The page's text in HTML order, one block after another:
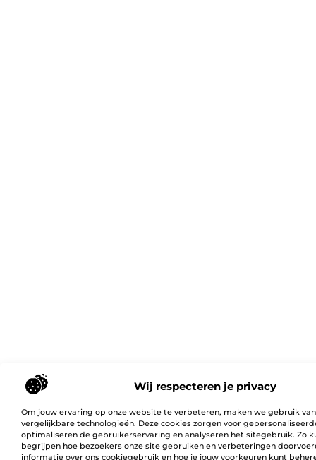
Wij respecteren je privacy
Om jouw ervaring op onze website te verbeteren, maken we gebruik
vergelijkbare technologieën. Deze cookies zorgen voor
optimaliseren de gebruikerservaring en analyseren het sitegebruik. Zo
begrijpen hoe bezoekers onze site gebruiken en verbeteringen
informatie over ons cookiegebruik en hoe je jouw voorkeuren kunt